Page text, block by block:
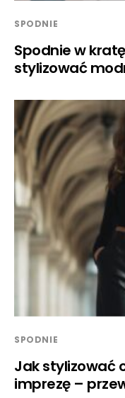
SPODNIE
Spodnie w
stylizować
SPODNIE
Jak stylizować
imprezę –